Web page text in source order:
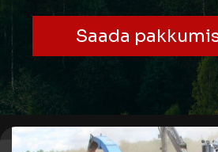
Saada